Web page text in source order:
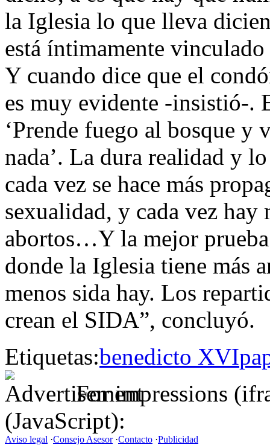
la Iglesia lo que lleva
está íntimamente
Y cuando dice que el
es muy evidente -insistió-.
‘Prende fuego al bosque y
nada’. La dura realidad y
cada vez se hace más
sexualidad, y cada vez hay
abortos…Y la mejor prueba
donde la Iglesia tiene más
menos sida hay. Los
crean el SIDA”, concluyó.
Etiquetas:benedicto XVI
For impressions
(JavaScript):
Aviso legal ·Consejo Asesor·Contacto ·Publicidad